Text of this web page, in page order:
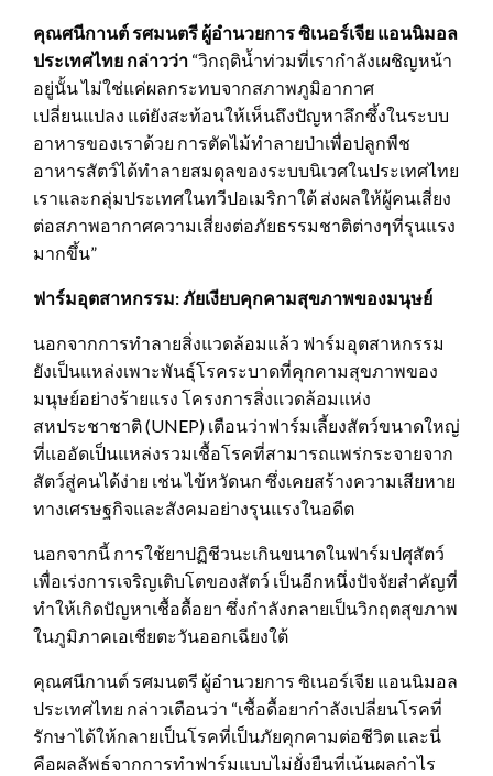
คุณศนีกานต์ รศมนตรี ผู้อำนวยการ ซิเนอร์เจีย แอนนิมอล
ประเทศไทย กล่าวว่า “วิกฤติน้ำท่วมที่เรากำลังเผชิญหน้า
อยู่นั้น ไม่ใช่แค่ผลกระทบจากสภาพภูมิอากาศ
เปลี่ยนแปลง แต่ยังสะท้อนให้เห็นถึงปัญหาลึกซึ้งในระบบ
อาหารของเราด้วย การตัดไม้ทำลายป่าเพื่อปลูกพืช
อาหารสัตว์ได้ทำลายสมดุลของระบบนิเวศในประเทศไทย
เราและกลุ่มประเทศในทวีปอเมริกาใต้ ส่งผลให้ผู้คนเสี่ยง
ต่อสภาพอากาศความเสี่ยงต่อภัยธรรมชาติต่างๆที่รุนแรง
มากขึ้น”
ฟาร์มอุตสาหกรรม:ภัยเงียบคุกคามสุขภาพของมนุษย์
นอกจากการทำลายสิ่งแวดล้อมแล้ว ฟาร์มอุตสาหกรรม
ยังเป็นแหล่งเพาะพันธุ์โรคระบาดที่คุกคามสุขภาพของ
มนุษย์อย่างร้ายแรง โครงการสิ่งแวดล้อมแห่ง
สหประชาชาติ (UNEP) เตือนว่าฟาร์มเลี้ยงสัตว์ขนาดใหญ่
ที่แออัดเป็นแหล่งรวมเชื้อโรคที่สามารถแพร่กระจายจาก
สัตว์สู่คนได้ง่าย เช่น ไข้หวัดนก ซึ่งเคยสร้างความเสียหาย
ทางเศรษฐกิจและสังคมอย่างรุนแรงในอดีต
นอกจากนี้ การใช้ยาปฏิชีวนะเกินขนาดในฟาร์มปศุสัตว์
เพื่อเร่งการเจริญเติบโตของสัตว์ เป็นอีกหนึ่งปัจจัยสำคัญที่
ทำให้เกิดปัญหาเชื้อดื้อยา ซึ่งกำลังกลายเป็นวิกฤตสุขภาพ
ในภูมิภาคเอเชียตะวันออกเฉียงใต้
คุณศนีกานต์ รศมนตรี ผู้อำนวยการ ซิเนอร์เจีย แอนนิมอล
ประเทศไทย กล่าวเตือนว่า “เชื้อดื้อยากำลังเปลี่ยนโรคที่
รักษาได้ให้กลายเป็นโรคที่เป็นภัยคุกคามต่อชีวิต และนี่
คือผลลัพธ์จากการทำฟาร์มแบบไม่ยั่งยืนที่เน้นผลกำไร